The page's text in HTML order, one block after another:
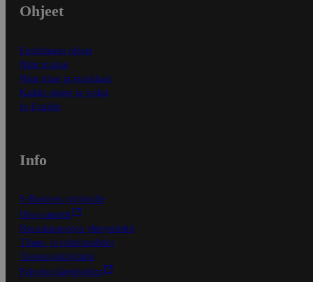
Ohjeet
Ensitilaajan ohjeet
Näin maksat
Näin tilaat ja muokkaat
Kaikki ohjeet ja vinkit
In English
Info
S-Business yrityksille
Oiva-raportit
Osuuskauppojen yhteystiedot
Tilaus- ja toimitusehdot
Tietosuojakäytäntö
Palvelun käyttöehdot